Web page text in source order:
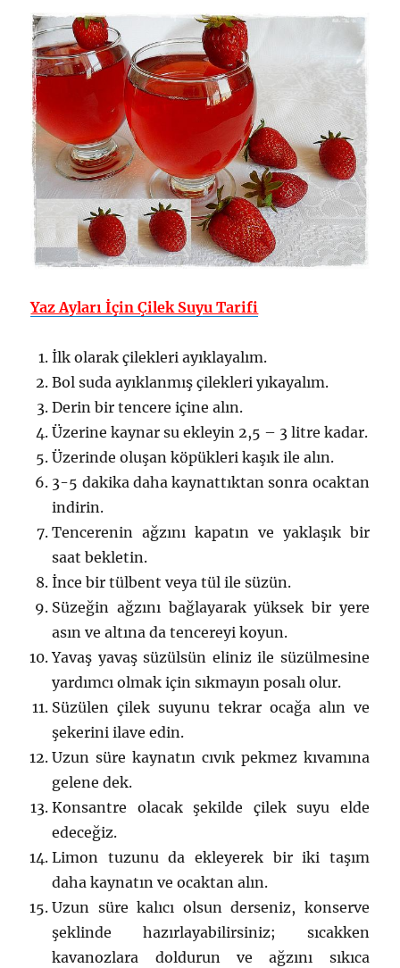
Yaz Ayları İçin Çilek Suyu Tarifi
İlk olarak çilekleri ayıklayalım.
Bol suda ayıklanmış çilekleri yıkayalım.
Derin bir tencere içine alın.
Üzerine kaynar su ekleyin 2,5 – 3 litre kadar.
Üzerinde oluşan köpükleri kaşık ile alın.
3-5 dakika daha kaynattıktan sonra ocaktan
indirin.
Tencerenin ağzını kapatın ve yaklaşık bir
saat bekletin.
İnce bir tülbent veya tül ile süzün.
Süzeğin ağzını bağlayarak yüksek bir yere
asın ve altına da tencereyi koyun.
Yavaş yavaş süzülsün eliniz ile süzülmesine
yardımcı olmak için sıkmayın posalı olur.
Süzülen çilek suyunu tekrar ocağa alın ve
şekerini ilave edin.
Uzun süre kaynatın cıvık pekmez kıvamına
gelene dek.
Konsantre olacak şekilde çilek suyu elde
edeceğiz.
Limon tuzunu da ekleyerek bir iki taşım
daha kaynatın ve ocaktan alın.
Uzun süre kalıcı olsun derseniz, konserve
şeklinde hazırlayabilirsiniz; sıcakken
kavanozlara doldurun ve ağzını sıkıca